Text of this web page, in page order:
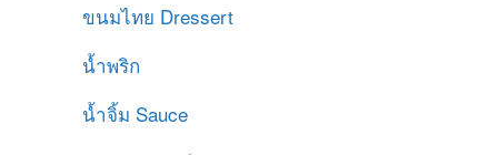
ขนมไทย Dressert
น้ำพริก
น้ำจิ้ม Sauce